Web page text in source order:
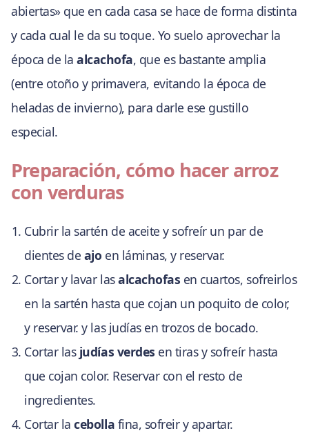
abiertas» que en cada casa se hace de forma distinta
y cada cual le da su toque. Yo suelo aprovechar la
época de laalcachofa, que es bastante amplia
(entre otoño y primavera, evitando la época de
heladas de invierno), para darle ese gustillo
especial.
Preparación, cómo hacer arroz
con verduras
Cubrir la sartén de aceite y sofreír un par de
dientes de ajo en láminas, y reservar.
Cortar y lavar lasalcachofas en cuartos, sofreirlos
en la sartén hasta que cojan un poquito de color,
y reservar. y las judías en trozos de bocado.
Cortar las judías verdes en tiras y sofreír hasta
que cojan color. Reservar con el resto de
ingredientes.
Cortar lacebolla fina, sofreir y apartar.